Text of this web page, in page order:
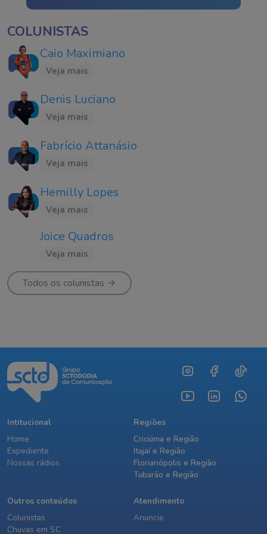
COLUNISTAS
Caio Maximiano
Veja mais
Denis Luciano
Veja mais
Fabrício Attanásio
Veja mais
Hemilly Lopes
Veja mais
Joice Quadros
Veja mais
Todos os colunistas
Intitucional
Home
Expediente
Nossas rádios
Regiões
Criciúma e Região
Itajaí e Região
Florianópolis e Região
Tubarão e Região
Outros conteúdos
Colunistas
Chuvas em SC
Atendimento
Anuncie